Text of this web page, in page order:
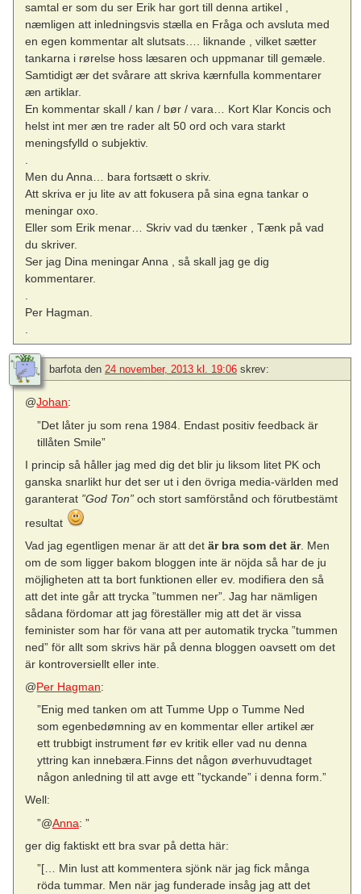
samtal er som du ser Erik har gort till denna artikel ,
næmligen att inledningsvis stælla en Fråga och avsluta med
en egen kommentar alt slutsats…. liknande , vilket sætter
tankarna i rørelse hoss læsaren och uppmanar till gemæle.
Samtidigt ær det svårare att skriva kærnfulla kommentarer
æn artiklar.
En kommentar skall / kan / bør / vara… Kort Klar Koncis och
helst int mer æn tre rader alt 50 ord och vara starkt
meningsfylld o subjektiv.
.
Men du Anna… bara fortsætt o skriv.
Att skriva er ju lite av att fokusera på sina egna tankar o
meningar oxo.
Eller som Erik menar… Skriv vad du tænker , Tænk på vad
du skriver.
Ser jag Dina meningar Anna , så skall jag ge dig
kommentarer.
.
Per Hagman.
.
barfotaden 24 november, 2013 kl. 19:06 skrev:
@Johan:
”Det låter ju som rena 1984. Endast positiv feedback är
tillåten Smile”
I princip så håller jag med dig det blir ju liksom litet PK och
ganska snarlikt hur det ser ut i den övriga media-världen med
garanterat ”God Ton” och stort samförstånd och förutbestämt
resultat
Vad jag egentligen menar är att detär bra som det är. Men
om de som ligger bakom bloggen inte är nöjda så har de ju
möjligheten att ta bort funktionen eller ev. modifiera den så
att det inte går att trycka ”tummen ner”. Jag har nämligen
sådana fördomar att jag föreställer mig att det är vissa
feminister som har för vana att per automatik trycka ”tummen
ned” för allt som skrivs här på denna bloggen oavsett om det
är kontroversiellt eller inte.
@Per Hagman:
”Enig med tanken om att Tumme Upp o Tumme Ned
som egenbedømning av en kommentar eller artikel ær
ett trubbigt instrument før ev kritik eller vad nu denna
yttring kan innebæra.Finns det någon øverhuvudtaget
någon anledning til att avge ett ”tyckande” i denna form.”
Well:
”@Anna: ”
ger dig faktiskt ett bra svar på detta här:
”[… Min lust att kommentera sjönk när jag fick många
röda tummar. Men när jag funderade insåg jag att det